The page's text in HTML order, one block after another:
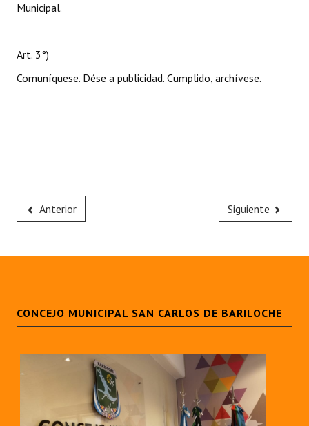
Municipal.
Art. 3°)
Comuníquese. Dése a publicidad. Cumplido, archívese.
Anterior Siguiente
CONCEJO MUNICIPAL SAN CARLOS DE BARILOCHE